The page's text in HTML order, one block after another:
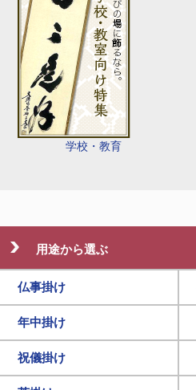
学校・教育
用途から選ぶ
仏事掛け
年中掛け
祝儀掛け